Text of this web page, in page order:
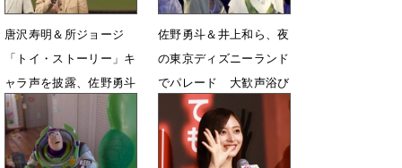
唐沢寿明＆所ジョージ
「トイ・ストーリー」キ
ャラ声を披露、佐野勇斗
＆井上和ら初参加組も
7月4日 09時03分
佐野勇斗＆井上和ら、夜
の東京ディズニーランド
でパレード 大歓声浴び
7月4日 08時53分